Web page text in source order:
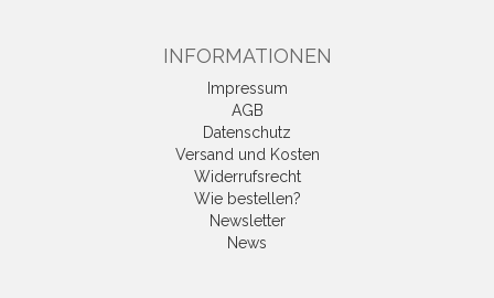
INFORMATIONEN
Impressum
AGB
Datenschutz
Versand und Kosten
Widerrufsrecht
Wie bestellen?
Newsletter
News